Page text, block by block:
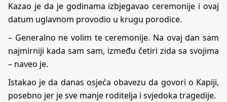
Kazao je da je godinama izbjegavao ceremonije i ovaj
datum uglavnom provodio u krugu porodice.
– Generalno ne volim te ceremonije. Na ovaj dan sam
najmirniji kada sam sam, između četiri zida sa svojima
– naveo je.
Istakao je da danas osjeća obavezu da govori o Kapiji,
posebno jer je sve manje roditelja i svjedoka tragedije.